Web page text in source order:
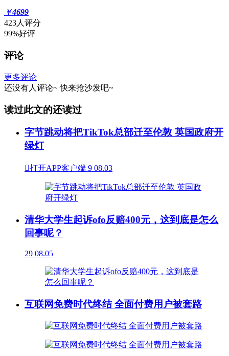
￥4699
423人评分
99%好评
评论
更多评论
还没有人评论~ 快来抢沙发吧~
读过此文的还读过
字节跳动将把TikTok总部迁至伦敦 英国政府开
绿灯
打开APP客户端 9 08.03
清华大学生起诉ofo反赔400元，这到底是怎么
回事呢？
29 08.05
互联网免费时代终结 全面付费用户被套路